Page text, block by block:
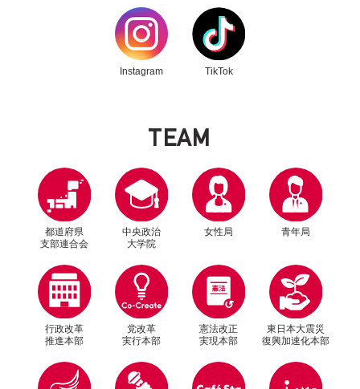
Instagram
別ウィンドウリンク
TikTok
別ウィンドウリンク
TEAM
都道府県
支部連合会
中央政治
大学院
女性局 青年局
行政改革
推進本部
党改革
実行本部
憲法改正
実現本部
東日本大震災
復興加速化本部
別ウィンドウリンク別ウィンドウリンク